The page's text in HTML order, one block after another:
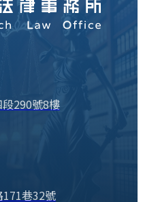
290號8樓
巷32號